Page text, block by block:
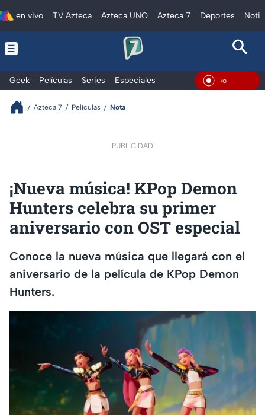
en vivo TV Azteca Azteca UNO Azteca 7 Deportes
Geek Películas Series Especiales En
Azteca 7 Películas Nota
PUBLICIDAD
¡Nueva música! KPop Demon
Hunters celebra su primer
aniversario con OST especial
Conoce la nueva música que llegará con el
aniversario de la película de KPop Demon
Hunters.